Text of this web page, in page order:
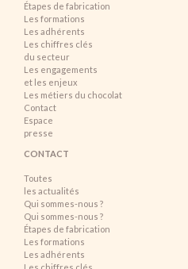
Étapes de fabrication
Les formations
Les adhérents
Les chiffres clés
du secteur
Les engagements
et les enjeux
Les métiers du chocolat
Contact
Espace
presse
CONTACT
Toutes
les actualités
Qui sommes-nous ?
Qui sommes-nous ?
Étapes de fabrication
Les formations
Les adhérents